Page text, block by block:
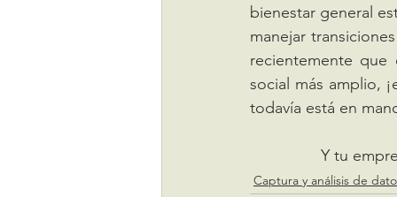
bienestar general
manejar
recientemente que
social más amplio,
todavía está en
Captura y análisis de